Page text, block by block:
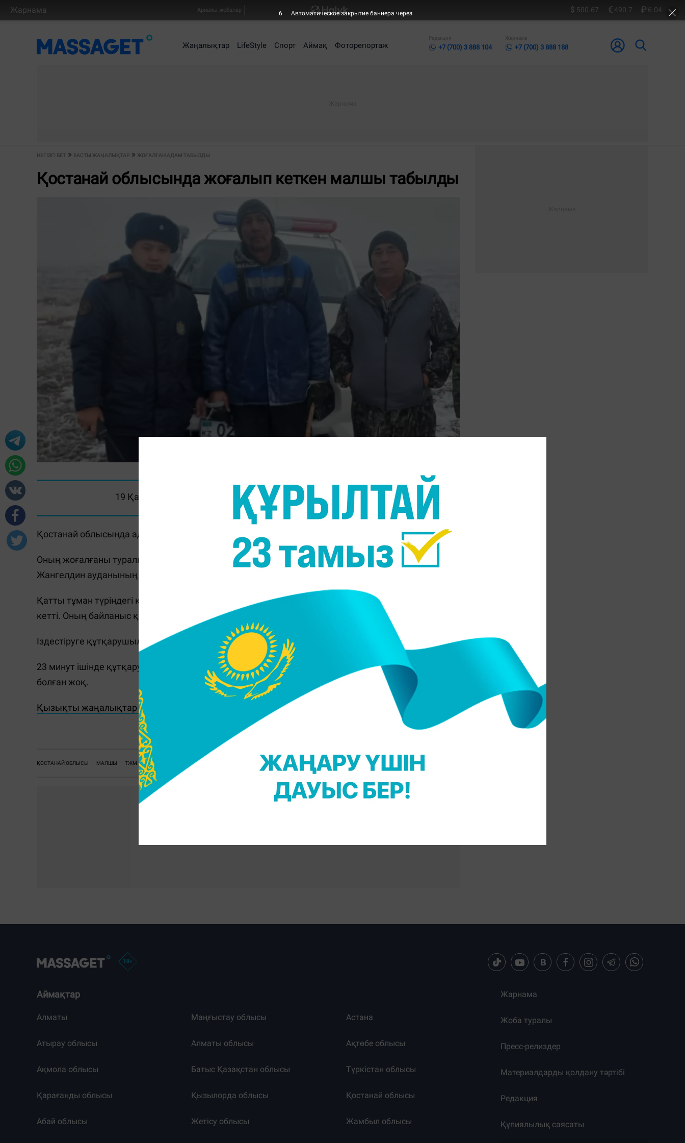
Жарнама Арнайы жобалар 500.67 490.7 6.04
Жаңалықтар LifeStyle Спорт Аймақ Фоторепортаж
Редакция
+7 (700) 3 888 104
Жарнама
+7 (700) 3 888 188
НЕГІЗГІ БЕТ БАСТЫ ЖАҢАЛЫҚТАР ЖОҒАЛҒАН АДАМ ТАБЫЛДЫ
Қостанай облысында жоғалып кеткен малшы табылды
19 Қараша 2024, 14:45
Қостанай облысында адасып кеткен малшы табылды, - деп хабарлайды Massaget.kzтілшісі.
Оның жоғалғаны туралы бүгін таңертең мәлім болды. 1967 жылы туған ер адам кеше таңертең
Жангелдин ауданының Шеген ауылына қарай қой іздеуге шыққан.
Қатты тұман түріндегі қолайсыз ауа райына байланысты малшы бағдарын жоғалтып, адасып
кетті. Оның байланыс құралы болған жоқ.
️Іздестіруге құтқарушылар, полиция және ЖАО қызметкерлері шықты.
23 минут ішінде құтқарушылар ер адамды тауып алды. Ол медициналық көмекке мұқтаж
болған жоқ.
Қызықты жаңалықтар мен видеоларды көру үшін TikTok арнамызға жазылыңыз!
Massaget
ҚОСТАНАЙ ОБЛЫСЫ МАЛШЫ ТЖМ
Аймақтар
Алматы Маңғыстау облысы Астана
Атырау облысы Алматы облысы Ақтөбе облысы
Ақмола облысы Батыс Қазақстан облысы Түркістан облысы
Қарағанды облысы Қызылорда облысы Қостанай облысы
Абай облысы Жетісу облысы Жамбыл облысы
Жарнама
Жоба туралы
Пресс-релиздер
Материалдарды қолдану тәртібі
Редакция
Құпиялылық саясаты
6 Автоматическое закрытие баннера через